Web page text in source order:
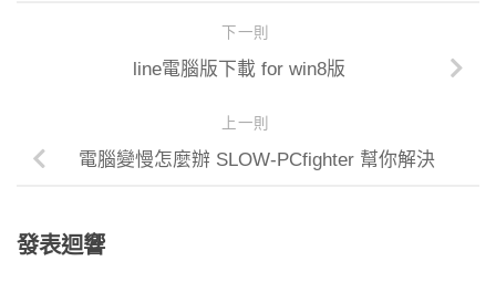
下一則
line電腦版下載 for win8版
上一則
電腦變慢怎麼辦 SLOW-PCfighter 幫你解決
發表迴響